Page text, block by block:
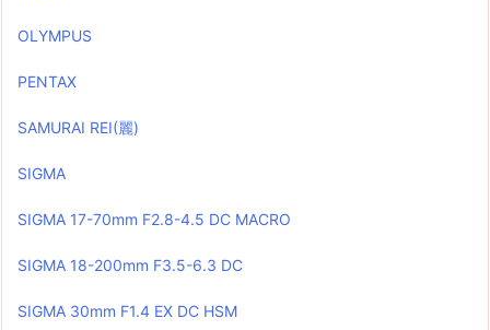
OLYMPUS
PENTAX
SAMURAI REI(麗)
SIGMA
SIGMA 17-70mm F2.8-4.5 DC MACRO
SIGMA 18-200mm F3.5-6.3 DC
SIGMA 30mm F1.4 EX DC HSM